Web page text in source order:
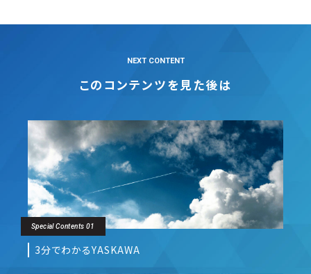
NEXT CONTENT
このコンテンツを見た後は
Special Contents 01
3分でわかるYASKAWA